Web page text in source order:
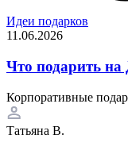
Идеи подарков
11.06.2026
Что подарить на
Корпоративные
Татьяна В.